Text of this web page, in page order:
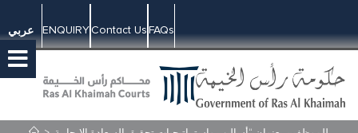
عربي ENQUIRYContact UsFAQs